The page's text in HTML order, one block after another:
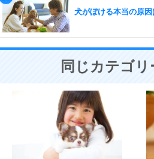
犬がぼける本当の原因
同じカテゴ